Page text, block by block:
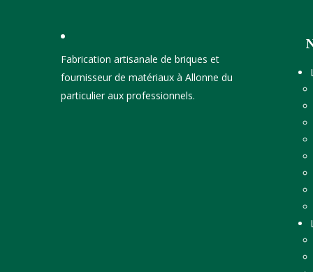
Fabrication artisanale de briques et
fournisseur de matériaux à Allonne du
particulier aux professionnels.